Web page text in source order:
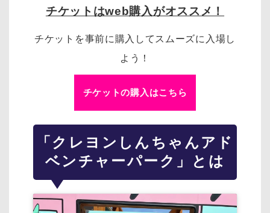
チケットはweb購入がオススメ！
チケットを事前に購入してスムーズに入場し
よう！
チケットの購入はこちら
「クレヨンしんちゃんアド
ベンチャーパーク」とは